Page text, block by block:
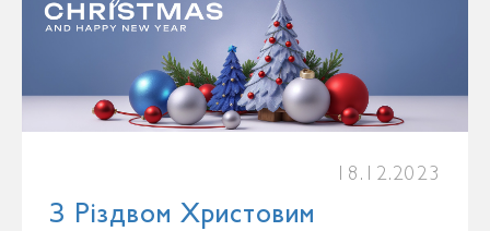
18.12.2023
З Різдвом Христовим